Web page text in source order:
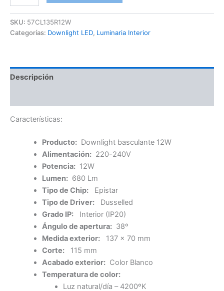
cantidad
SKU: 57CL135R12W
Categorías: Downlight LED, Luminaria Interior
Descripción
Características:
Producto:Downlight basculante 12W
Alimentación:220-240V
Potencia:12W
Lumen:680 Lm
Tipo de Chip:Epistar
Tipo de Driver:Dusselled
Grado IP:Interior (IP20)
Ángulo de apertura:38º
Medida exterior:137 x 70 mm
Corte:115 mm
Acabado exterior:Color Blanco
Temperatura de color:
Luz natural/día – 4200ºK